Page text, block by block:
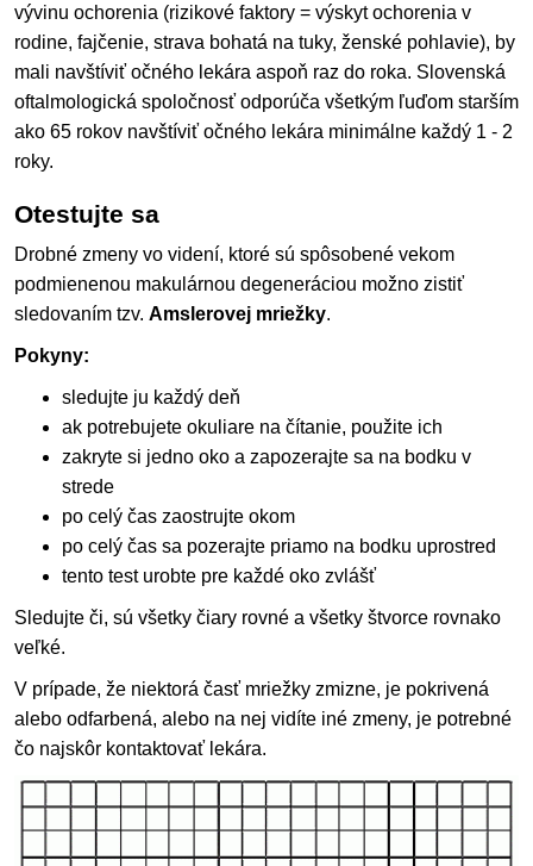
vývinu ochorenia (rizikové faktory = výskyt ochorenia v
rodine, fajčenie, strava bohatá na tuky, ženské pohlavie), by
mali navštíviť očného lekára aspoň raz do roka. Slovenská
oftalmologická spoločnosť odporúča všetkým ľuďom starším
ako 65 rokov navštíviť očného lekára minimálne každý 1 - 2
roky.
Otestujte sa
Drobné zmeny vo videní, ktoré sú spôsobené vekom
podmienenou makulárnou degeneráciou možno zistiť
sledovaním tzv. Amslerovej mriežky.
Pokyny:
sledujte ju každý deň
ak potrebujete okuliare na čítanie, použite ich
zakryte si jedno oko a zapozerajte sa na bodku v
strede
po celý čas zaostrujte okom
po celý čas sa pozerajte priamo na bodku uprostred
tento test urobte pre každé oko zvlášť
Sledujte či, sú všetky čiary rovné a všetky štvorce rovnako
veľké.
V prípade, že niektorá časť mriežky zmizne, je pokrivená
alebo odfarbená, alebo na nej vidíte iné zmeny, je potrebné
čo najskôr kontaktovať lekára.